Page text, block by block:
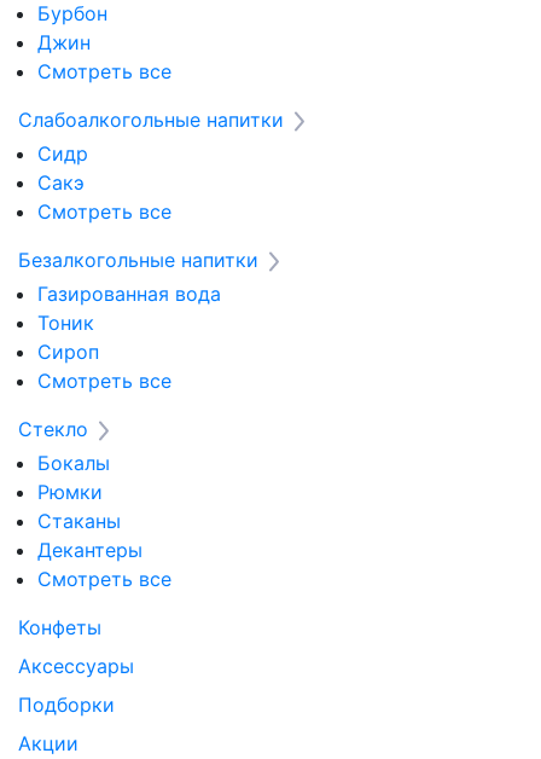
Бурбон
Джин
Смотреть все
Слабоалкогольные напитки
Сидр
Сакэ
Смотреть все
Безалкогольные напитки
Газированная вода
Тоник
Сироп
Смотреть все
Стекло
Бокалы
Рюмки
Стаканы
Декантеры
Смотреть все
Конфеты
Аксессуары
Подборки
Акции